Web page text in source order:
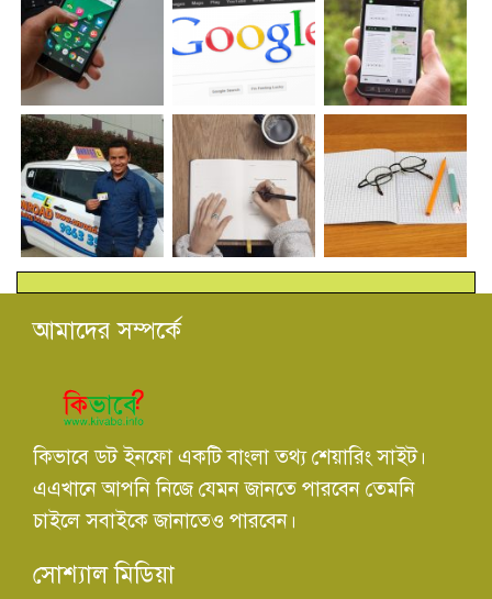
আমাদের সম্পর্কে
কিভাবে ডট ইনফো একটি বাংলা তথ্য শেয়ারিং সাইট।
এএখানে আপনি নিজে যেমন জানতে পারবেন তেমনি
চাইলে সবাইকে জানাতেও পারবেন।
সোশ্যাল মিডিয়া